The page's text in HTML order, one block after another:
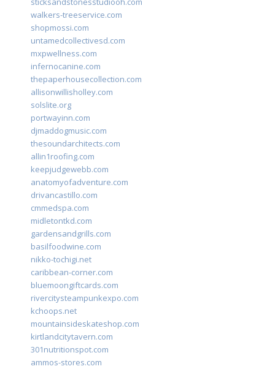
walkers-treeservice.com
shopmossi.com
untamedcollectivesd.com
mxpwellness.com
infernocanine.com
thepaperhousecollection.com
allisonwillisholley.com
solslite.org
portwayinn.com
djmaddogmusic.com
thesoundarchitects.com
allin1roofing.com
keepjudgewebb.com
anatomyofadventure.com
drivancastillo.com
cmmedspa.com
midletontkd.com
gardensandgrills.com
basilfoodwine.com
nikko-tochigi.net
caribbean-corner.com
bluemoongiftcards.com
rivercitysteampunkexpo.com
kchoops.net
mountainsideskateshop.com
kirtlandcitytavern.com
301nutritionspot.com
ammos-stores.com